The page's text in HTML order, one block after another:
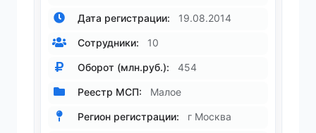
Дата регистрации: 19.08.2014
Сотрудники: 10
Оборот (млн.руб.): 454
Реестр МСП: Малое
Регион регистрации: г Москва